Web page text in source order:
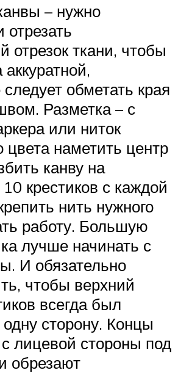
– нужно
отрезать
отрезок ткани, чтобы
обметать края
Разметка – с
или ниток
цвета наметить центр
канву на
крестиков с каждой
нить нужного
работу. Большую
лучше начинать с
И обязательно
чтобы верхний
всегда был
сторону. Концы
лицевой стороны под
обрезают